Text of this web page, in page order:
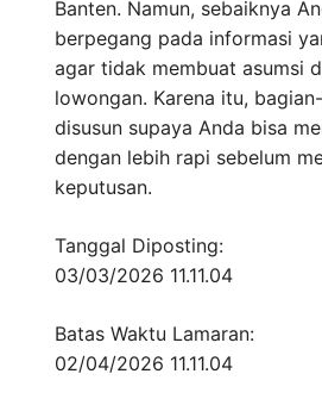
Banten. Namun, sebaiknya
berpegang pada informasi
agar tidak membuat asumsi
lowongan. Karena itu,
disusun supaya Anda bisa
dengan lebih rapi sebelum
keputusan.
Tanggal Diposting:
03/03/2026 11.11.04
Batas Waktu Lamaran:
02/04/2026 11.11.04